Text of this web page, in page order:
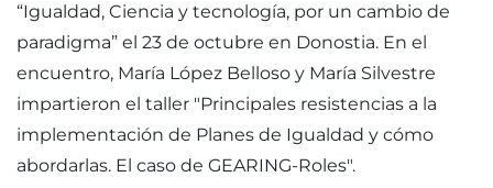
“Igualdad, Ciencia y tecnología, por un cambio de
paradigma” el 23 de octubre en Donostia. En el
encuentro, María López Belloso y María Silvestre
impartieron el taller "Principales resistencias a la
implementación de Planes de Igualdad y cómo
abordarlas. El caso de GEARING-Roles".